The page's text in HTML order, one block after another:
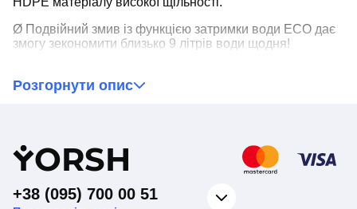
Ø Подвійний змив із функцією затримки води ECO дає
змогу зекономити близько 9 літрів води щодня!
клас 1 стандарту NF - 9dB та звукоізоляційні прокладки,
Ø Універсальні кронштейни для прямого та кутового
Розгорнути опис
YORSH
+38 (095) 700 00 51